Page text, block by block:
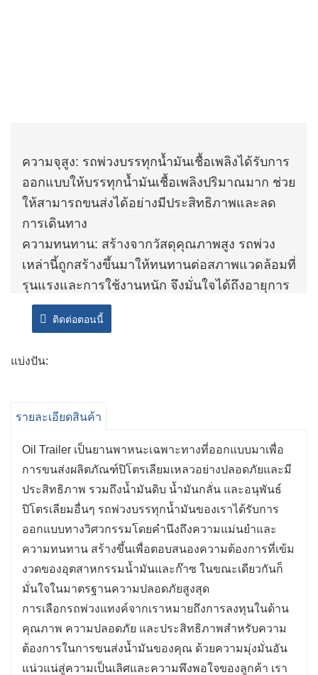
ความจุสูง: รถพ่วงบรรทุกน้ำมันเชื้อเพลิงได้รับการ
ออกแบบให้บรรทุกน้ำมันเชื้อเพลิงปริมาณมาก ช่วย
ให้สามารถขนส่งได้อย่างมีประสิทธิภาพและลด
การเดินทาง
ความทนทาน: สร้างจากวัสดุคุณภาพสูง รถพ่วง
เหล่านี้ถูกสร้างขึ้นมาให้ทนทานต่อสภาพแวดล้อมที่
รุนแรงและการใช้งานหนัก จึงมั่นใจได้ถึงอายุการ
ใช้งานที่ยาวนานและเชื่อถือได้
คุณลักษณะด้านความปลอดภัย: ติดตั้งคุณลักษณะ
ไหล วาล์วปิดฉุกเฉิน และเครื่องหมายสะท้อนแสง
การรั่วไหล
ขนส่งเชื้อเพลิงได้หลายประเภท รวมถึงน้ำมัน
เบนซิน ดีเซล และเชื้อเพลิงการบิน ทำให้เหมาะ
สำหรับอุตสาหกรรมที่แตกต่างกัน
การขนถ่ายอย่างมีประสิทธิภาพ: ออกแบบด้วย
ระบบการขนถ่ายที่เป็นมิตรต่อผู้ใช้ รถพ่วงเหล่านี้
ช่วยให้การถ่ายเทเชื้อเพลิงรวดเร็วและมี
ประสิทธิภาพ ประหยัดเวลาและค่าแรง
การปฏิบัติตามกฎระเบียบ: เรือบรรทุกน้ำมันเชื้อ
เพลิงถูกสร้างขึ้นเพื่อให้ตรงตามมาตรฐานและข้อ
บังคับอุตสาหกรรม เพื่อให้มั่นใจในการขนส่งวัตถุ
อันตรายได้อย่างปลอดภัย
ติดต่อตอนนี้
แบ่งปัน:
รายละเอียดสินค้า
Oil Trailer เป็นยานพาหนะเฉพาะทางที่ออกแบบมาเพื่อ
การขนส่งผลิตภัณฑ์ปิโตรเลียมเหลวอย่างปลอดภัยและมี
ประสิทธิภาพ รวมถึงน้ำมันดิบ น้ำมันกลั่น และอนุพันธ์
ปิโตรเลียมอื่นๆ รถพ่วงบรรทุกน้ำมันของเราได้รับการ
ออกแบบทางวิศวกรรมโดยคำนึงถึงความแม่นยำและ
ความทนทาน สร้างขึ้นเพื่อตอบสนองความต้องการที่เข้ม
งวดของอุตสาหกรรมน้ำมันและก๊าซ ในขณะเดียวกันก็
มั่นใจในมาตรฐานความปลอดภัยสูงสุด
การเลือกรถพ่วงแทงค์จากเราหมายถึงการลงทุนในด้าน
คุณภาพ ความปลอดภัย และประสิทธิภาพสำหรับความ
ต้องการในการขนส่งน้ำมันของคุณ ด้วยความมุ่งมั่นอัน
แน่วแน่สู่ความเป็นเลิศและความพึงพอใจของลูกค้า เรา